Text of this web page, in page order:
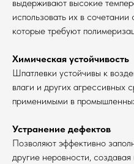
выдерживают высокие
использовать их в
которые требуют
Химическая устойчивость
Шпатлевки устойчивы к
влаги и других агрессивных
применимыми в
Устранение дефектов
Позволяют эффективно
другие неровности,